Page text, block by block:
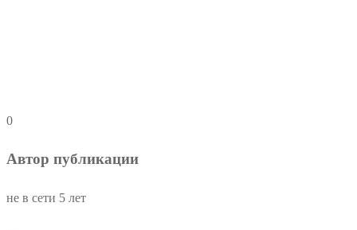
0
Автор публикации
не в сети 5 лет